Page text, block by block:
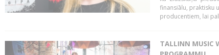
finansiālu, praktisku
producentiem, lai
TALLINN MUSIC